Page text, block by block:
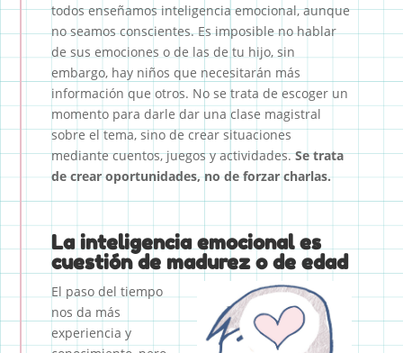
todos enseñamos inteligencia emocional, aunque
no seamos conscientes. Es imposible no hablar
de sus emociones o de las de tu hijo, sin
embargo, hay niños que necesitarán más
información que otros. No se trata de escoger un
momento para darle dar una clase magistral
sobre el tema, sino de crear situaciones
mediante cuentos, juegos y actividades.Se trata
de crear oportunidades, no de forzar charlas.
La inteligencia emocional es
cuestión de madurez o de edad
El paso del tiempo
nos da más
experiencia y